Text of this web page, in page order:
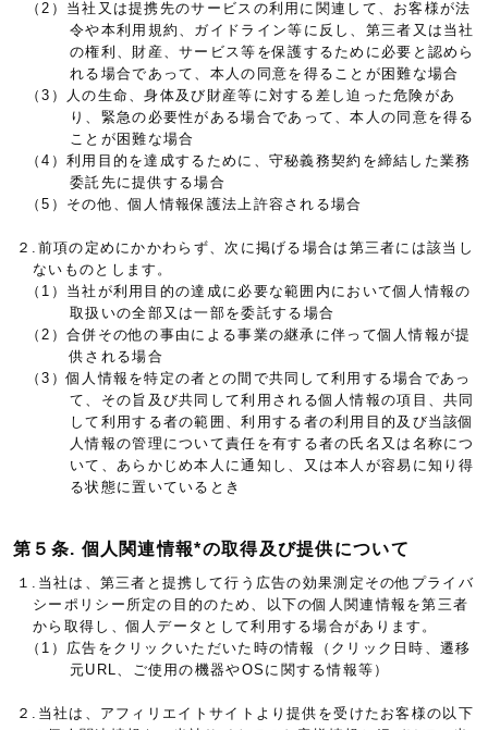
（2）当社又は提携先のサービスの利用に関連して、お客様が法
令や本利用規約、ガイドライン等に反し、第三者又は当社
の権利、財産、サービス等を保護するために必要と認めら
れる場合であって、本人の同意を得ることが困難な場合
（3）人の生命、身体及び財産等に対する差し迫った危険があ
り、緊急の必要性がある場合であって、本人の同意を得る
ことが困難な場合
（4）利用目的を達成するために、守秘義務契約を締結した業務
委託先に提供する場合
（5）その他、個人情報保護法上許容される場合
２.前項の定めにかかわらず、次に掲げる場合は第三者には該当し
ないものとします。
（1）当社が利用目的の達成に必要な範囲内において個人情報の
取扱いの全部又は一部を委託する場合
（2）合併その他の事由による事業の継承に伴って個人情報が提
供される場合
（3）個人情報を特定の者との間で共同して利用する場合であっ
て、その旨及び共同して利用される個人情報の項目、共同
して利用する者の範囲、利用する者の利用目的及び当該個
人情報の管理について責任を有する者の氏名又は名称につ
いて、あらかじめ本人に通知し、又は本人が容易に知り得
る状態に置いているとき
第５条. 個人関連情報*の取得及び提供について
１.当社は、第三者と提携して行う広告の効果測定その他プライバ
シーポリシー所定の目的のため、以下の個人関連情報を第三者
から取得し、個人データとして利用する場合があります。
（1）広告をクリックいただいた時の情報（クリック日時、遷移
元URL、ご使用の機器やOSに関する情報等）
２.当社は、アフィリエイトサイトより提供を受けたお客様の以下